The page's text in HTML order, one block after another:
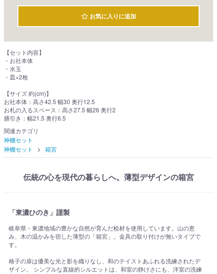
お気に入りに追加
【セット内容】
・お社本体
・水玉
・皿×2枚
【サイズ 約(cm)】
お社本体：高さ42.5 幅30 奥行12.5
お札の入るスペース：高さ27.5 幅26 奥行2
膳引き：幅21.5 奥行6.5
関連カテゴリ
神棚セット
神棚セット
箱宮
伝統の心を現代の暮らしへ。薄型デザインの箱宮
「東濃ひのき」謹製
岐阜県・東濃地域の豊かな自然が育んだ桧材を使用しています。山の恵
み、木の温かみを宿した薄型の「箱宮」。金具の取り付けが無いタイプで
す。
格子の扉は優美な光と影を織りなし、和のテイストあふれる洗練されたデ
ザイン。 シンプルな直線的シルエットは、和室の静けさにも、洋室の洗練